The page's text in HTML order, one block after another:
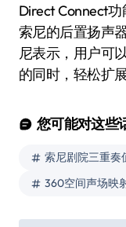
Direct Connect
索尼的后置扬声
尼表示，用户可
的同时，轻松扩
您可能对这些
索尼剧院三重奏
360空间声场映